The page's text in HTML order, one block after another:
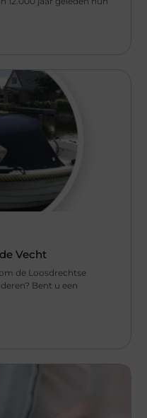
Vecht
de Loosdrechtse
Bent u een